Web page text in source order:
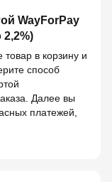
WayForPay
товар в корзину и
способ
Далее вы
платежей,